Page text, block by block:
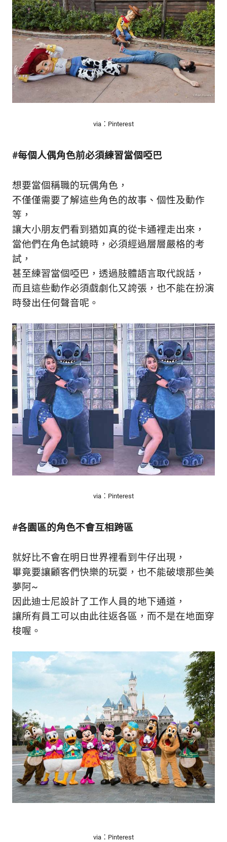
via：Pinterest
#每個人偶角色前必須練習當個啞巴
想要當個稱職的玩偶角色，
不僅僅需要了解這些角色的故事、個性及動作
等，
讓大小朋友們看到猶如真的從卡通裡走出來，
當他們在角色試鏡時，必須經過層層嚴格的考
試，
甚至練習當個啞巴，透過肢體語言取代說話，
而且這些動作必須戲劇化又誇張，也不能在扮演
時發出任何聲音呢。
via：Pinterest
#各園區的角色不會互相跨區
就好比不會在明日世界裡看到牛仔出現，
畢竟要讓顧客們快樂的玩耍，也不能破壞那些美
夢阿~
因此迪士尼設計了工作人員的地下通道，
讓所有員工可以由此往返各區，而不是在地面穿
梭喔。
via：Pinterest